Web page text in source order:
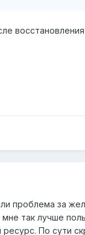
восстановления
проблема за
так лучше
По сути